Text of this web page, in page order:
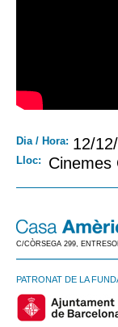
Dia / Hora: 12/
Lloc: Cinemes
C/CÒRSEGA 299,
PATRONAT DE LA